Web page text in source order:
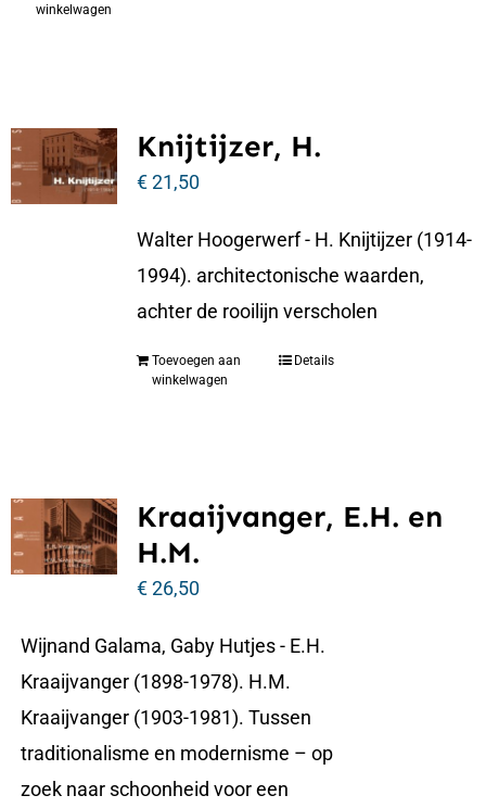
winkelwagen
Knijtijzer, H.
€21,50
Walter Hoogerwerf - H. Knijtijzer (1914-
1994). architectonische waarden,
achter de rooilijn verscholen
Toevoegen aan
winkelwagen
Details
Kraaijvanger, E.H. en
H.M.
€26,50
Wijnand Galama, Gaby Hutjes - E.H.
Kraaijvanger (1898-1978). H.M.
Kraaijvanger (1903-1981). Tussen
traditionalisme en modernisme – op
zoek naar schoonheid voor een